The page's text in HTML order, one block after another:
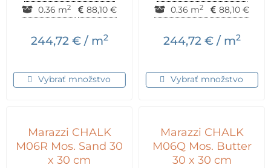
0.36 m2 88,10 €
244,72 €/ m2
Vybrať množstvo
0.36 m2 88,10 €
244,72 €/ m2
Vybrať množstvo
Marazzi CHALK
M06R Mos. Sand 30
x 30 cm
Marazzi CHALK
M06Q Mos. Butter
30 x 30 cm